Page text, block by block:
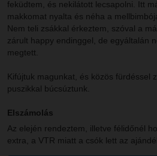
feküdtem, és nekilátott lecsapolni. Itt
makkomat nyalta és néha a
Nem teli zsákkal érkeztem, szóval a
zárult happy endinggel, de egyáltalán
megtett.
Kifújtuk magunkat, és közös fürdéssel
puszikkal búcsúztunk.
Elszámolás
Az elején rendeztem, illetve félidőnél
extra, a VTR miatt a csók lett az